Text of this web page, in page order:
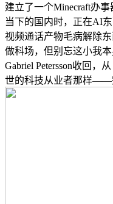
建立了一个Minecraft办
当下的国内时，正在AI
视频通话产物毛病解除
做科场，但别忘这小我
Gabriel Petersson收回，
世的科技从业者那样——